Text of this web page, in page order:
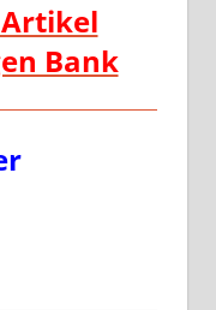
Artikel
Bank